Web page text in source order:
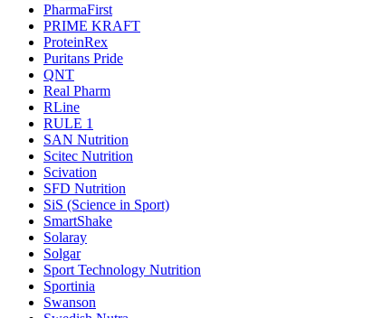
PharmaFirst
PRIME KRAFT
ProteinRex
Puritans Pride
QNT
Real Pharm
RLine
RULE 1
SAN Nutrition
Scitec Nutrition
Scivation
SFD Nutrition
SiS (Science in Sport)
SmartShake
Solaray
Solgar
Sport Technology Nutrition
Sportinia
Swanson